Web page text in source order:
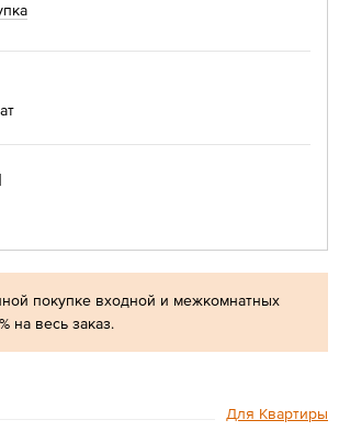
покупке входной и межкомнатных
на весь заказ.
Для Квартиры